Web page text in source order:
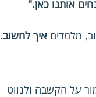
אותנו כאן."
מלמדים איך לחשוב.
על הקשבה ולנווט